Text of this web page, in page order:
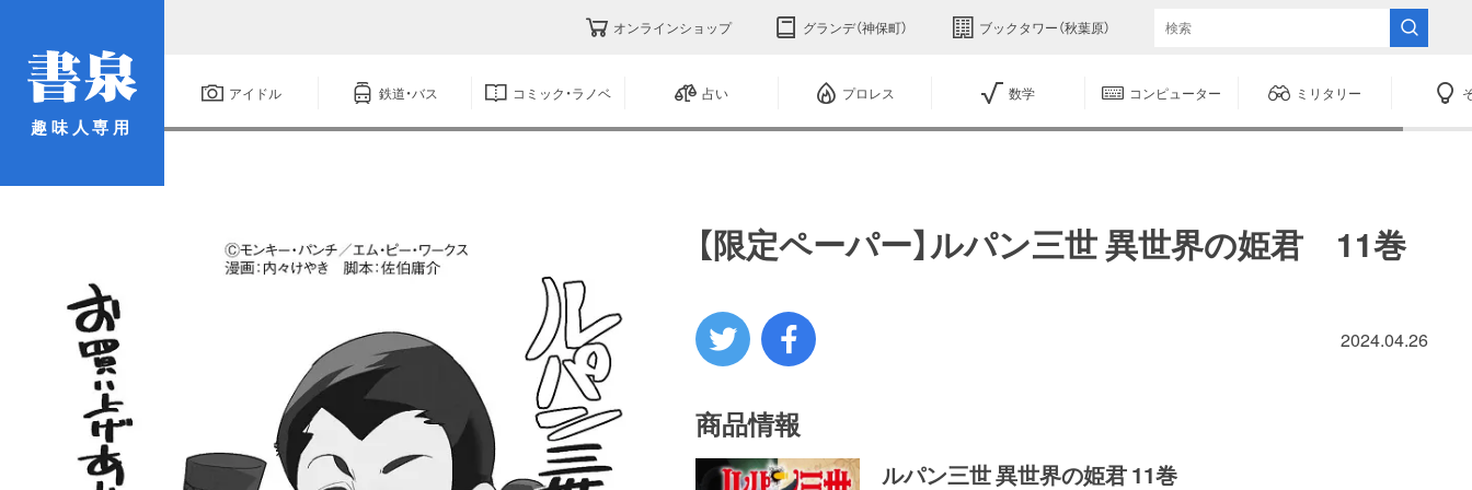
趣味人専用
オンラインショップ グランデ（神保町） ブックタワー（秋葉原）
アイドル 鉄道・バス コミック・ラノベ 占い プロレス 数学 コンピューター ミリタリー
【限定ペーパー】ルパン三世 異世界の姫君 11巻
2024.04.26
商品情報
ルパン三世 異世界の姫君 11巻